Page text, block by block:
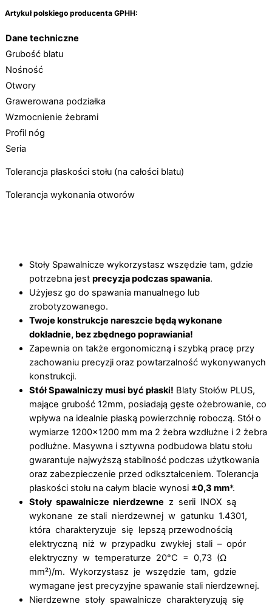
Artykuł polskiego producenta GPHH:
Dane techniczne
Grubość blatu
Nośność
Otwory
Grawerowana podziałka
Wzmocnienie żebrami
Profil nóg
Seria
Tolerancja płaskości stołu (na całości blatu)
Tolerancja wykonania otworów
Stoły Spawalnicze wykorzystasz wszędzie tam, gdzie
potrzebna jest precyzja podczas spawania.
Użyjesz go do spawania manualnego lub
zrobotyzowanego.
Twoje konstrukcje nareszcie będą wykonane
dokładnie, bez zbędnego poprawiania!
Zapewnia on także ergonomiczną i szybką pracę przy
zachowaniu precyzji oraz powtarzalność wykonywanych
konstrukcji.
Stół Spawalniczy musi być płaski! Blaty Stołów PLUS,
mające grubość 12mm, posiadają gęste ożebrowanie, co
wpływa na idealnie płaską powierzchnię roboczą. Stół o
wymiarze 1200×1200 mm ma 2 żebra wzdłużne i 2 żebra
podłużne. Masywna i sztywna podbudowa blatu stołu
gwarantuje najwyższą stabilność podczas użytkowania
oraz zabezpieczenie przed odkształceniem. Tolerancja
płaskości stołu na całym blacie wynosi ±0,3 mm*.
Stoły spawalnicze nierdzewne z serii INOX są
wykonane ze stali nierdzewnej w gatunku 1.4301,
która charakteryzuje się lepszą przewodnością
elektryczną niż w przypadku zwykłej stali – opór
elektryczny w temperaturze 20°C = 0,73 (Ω
mm²)/m. Wykorzystasz je wszędzie tam, gdzie
wymagane jest precyzyjne spawanie stali nierdzewnej.
Nierdzewne stoły spawalnicze charakteryzują się